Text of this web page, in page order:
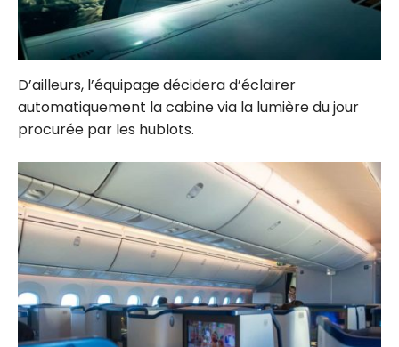
D’ailleurs, l’équipage décidera d’éclairer
automatiquement la cabine via la lumière du jour
procurée par les hublots.